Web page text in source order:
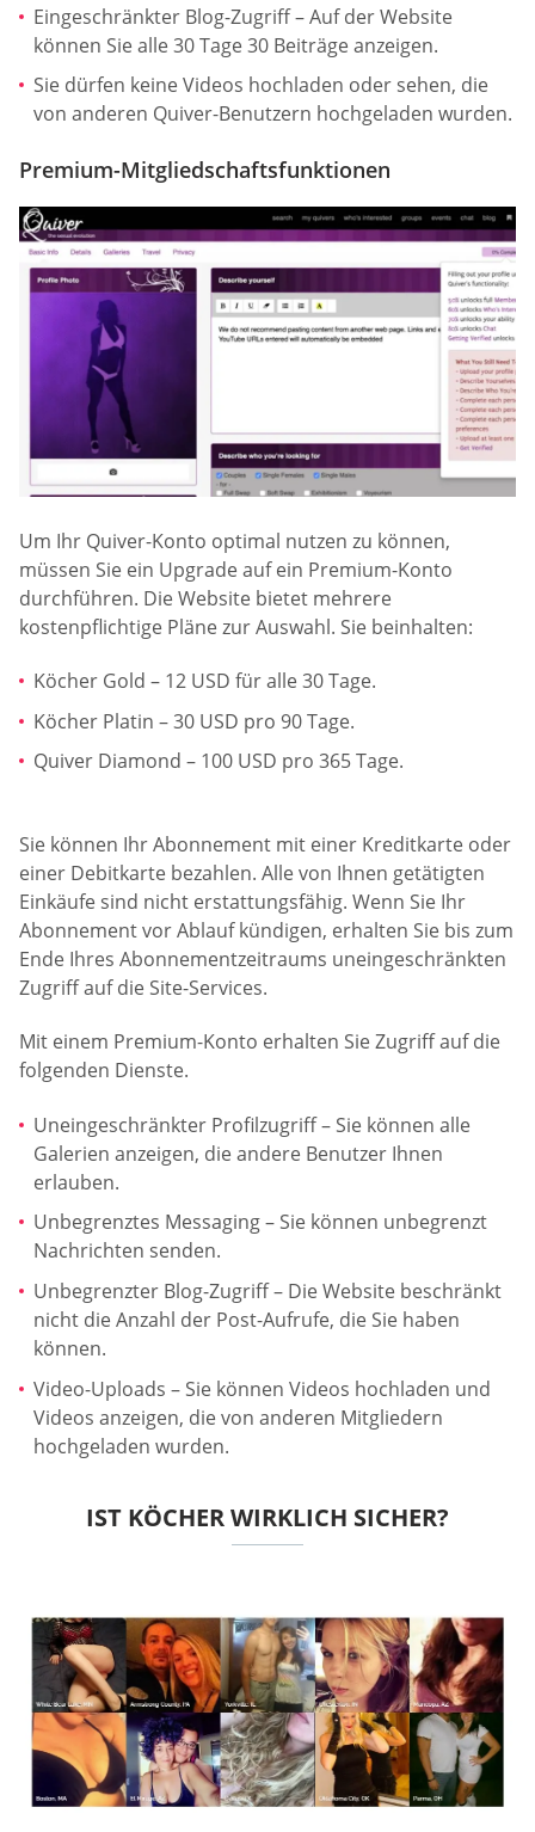
Eingeschränkter Blog-Zugriff – Auf der Website
können Sie alle 30 Tage 30 Beiträge anzeigen.
Sie dürfen keine Videos hochladen oder sehen, die
von anderen Quiver-Benutzern hochgeladen wurden.
Premium-Mitgliedschaftsfunktionen
Um Ihr Quiver-Konto optimal nutzen zu können,
müssen Sie ein Upgrade auf ein Premium-Konto
durchführen. Die Website bietet mehrere
kostenpflichtige Pläne zur Auswahl. Sie beinhalten:
Köcher Gold – 12 USD für alle 30 Tage.
Köcher Platin – 30 USD pro 90 Tage.
Quiver Diamond – 100 USD pro 365 Tage.
Sie können Ihr Abonnement mit einer Kreditkarte oder
einer Debitkarte bezahlen. Alle von Ihnen getätigten
Einkäufe sind nicht erstattungsfähig. Wenn Sie Ihr
Abonnement vor Ablauf kündigen, erhalten Sie bis zum
Ende Ihres Abonnementzeitraums uneingeschränkten
Zugriff auf die Site-Services.
Mit einem Premium-Konto erhalten Sie Zugriff auf die
folgenden Dienste.
Uneingeschränkter Profilzugriff – Sie können alle
Galerien anzeigen, die andere Benutzer Ihnen
erlauben.
Unbegrenztes Messaging – Sie können unbegrenzt
Nachrichten senden.
Unbegrenzter Blog-Zugriff – Die Website beschränkt
nicht die Anzahl der Post-Aufrufe, die Sie haben
können.
Video-Uploads – Sie können Videos hochladen und
Videos anzeigen, die von anderen Mitgliedern
hochgeladen wurden.
IST KÖCHER WIRKLICH SICHER?